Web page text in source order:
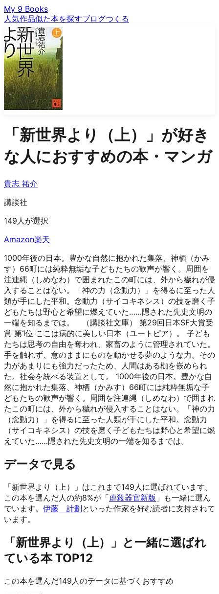
My 9 Books
人気作品似た本を探すブログつくる
「新世界より（上）
」が好き
な人におすすめの本・マンガ
貴志 祐介
講談社
149人が選択
Amazon楽天
1000年後の日本。豊かな自然に抱かれた集落、神栖（かみ
す）66町には純粋無垢な子どもたちの歓声が響く。周囲を
注連縄（しめなわ）で囲まれたこの町には、外から穢れが侵
入することはない。「神の力（念動力）」を得るに至った人
類が手にした平和。念動力（サイコキネシス）の技を磨く子
どもたちは野心と希望に燃えていた……隠された先史文明の
一端を知るまでは。 （講談社文庫） 第29回日本SF大賞受
賞 第1位 ここは病的に美しい日本（ユートピア）。 子ども
たちは思考の自由を奪われ、家畜のように管理されていた。
手を触れず、意のままにものを動かせる夢のような力。その
力があまりにも強力だったため、人間はある枷を嵌められ
た。社会を統べる装置として。 1000年後の日本。豊かな自
然に抱かれた集落、神栖（かみす）66町には純粋無垢な子
どもたちの歓声が響く。周囲を注連縄（しめなわ）で囲まれ
たこの町には、外から穢れが侵入することはない。「神の力
（念動力）」を得るに至った人類が手にした平和。念動力
（サイコキネシス）の技を磨く子どもたちは野心と希望に燃
えていた……隠された先史文明の一端を知るまでは。
データで見る
「新世界より（上）」はこれまで149人に選ばれています。
この本を選んだ人の約8%が「虐殺器官新版 」も一緒に選ん
でいます。 伊藤 計劃といった作家を好む読者に支持されて
います。
「新世界より（上）」と一緒に選ばれ
ている本 TOP12
この本を選んだ149人のデータに基づくおすすめ